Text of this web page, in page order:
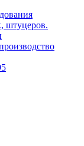
штуцеров.